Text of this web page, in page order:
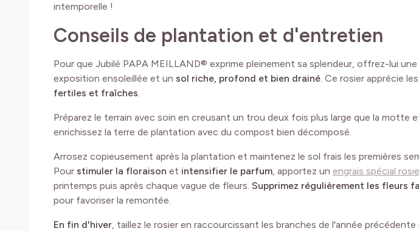
intemporelle !
Conseils de plantation et d'entretien
Pour que Jubilé PAPA MEILLAND® exprime pleinement sa splendeur, offrez-lui une
exposition ensoleillée et un sol riche, profond et bien drainé. Ce rosier apprécie
fertiles et fraîches.
Préparez le terrain avec soin en creusant un trou deux fois plus large que la motte
enrichissez la terre de plantation avec du compost bien décomposé.
Arrosez copieusement après la plantation et maintenez le sol frais les premières
Pour stimuler la floraison et intensifier le parfum, apportez un engrais spécial
printemps puis après chaque vague de fleurs. Supprimez régulièrement les fleurs
pour favoriser la remontée.
En fin d'hiver, taillez le rosier en raccourcissant les branches de l'année précédente